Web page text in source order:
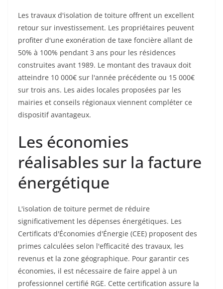
Les travaux d'isolation de toiture offrent un excellent
retour sur investissement. Les propriétaires peuvent
profiter d'une exonération de taxe foncière allant de
50% à 100% pendant 3 ans pour les résidences
construites avant 1989. Le montant des travaux doit
atteindre 10 000€ sur l'année précédente ou 15 000€
sur trois ans. Les aides locales proposées par les
mairies et conseils régionaux viennent compléter ce
dispositif avantageux.
Les économies
réalisables sur la facture
énergétique
L'isolation de toiture permet de réduire
significativement les dépenses énergétiques. Les
Certificats d'Économies d'Énergie (CEE) proposent des
primes calculées selon l'efficacité des travaux, les
revenus et la zone géographique. Pour garantir ces
économies, il est nécessaire de faire appel à un
professionnel certifié RGE. Cette certification assure la